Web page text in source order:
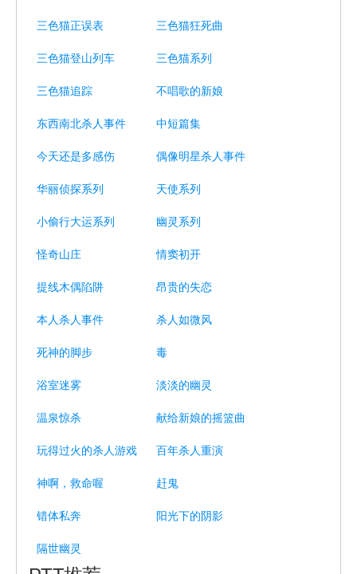
三色猫正误表 三色猫狂死曲
三色猫登山列车 三色猫系列
三色猫追踪 不唱歌的新娘
东西南北杀人事件 中短篇集
今天还是多感伤 偶像明星杀人事件
华丽侦探系列 天使系列
小偷行大运系列 幽灵系列
怪奇山庄 情窦初开
提线木偶陷阱 昂贵的失恋
本人杀人事件 杀人如微风
死神的脚步 毒
浴室迷雾 淡淡的幽灵
温泉惊杀 献给新娘的摇篮曲
玩得过火的杀人游戏 百年杀人重演
神啊，救命喔 赶鬼
错体私奔 阳光下的阴影
隔世幽灵